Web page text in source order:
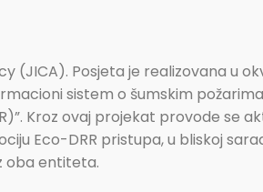
(JICA). Posjeta je realizovana u
sistem o šumskim požarima
Kroz ovaj projekat provode se
Eco-DRR pristupa, u bliskoj
oba entiteta.